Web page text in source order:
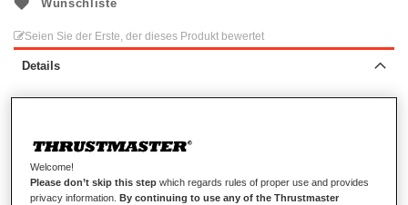
Wunschliste
Seien Sie der Erste, der dieses Produkt bewertet
Details
Welcome!
Please don’t skip this step which regards rules of proper use and provides
privacy information.By continuing to use any of the Thrustmaster